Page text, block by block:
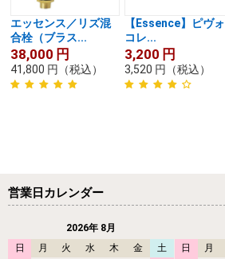
エッセンス／リズ混
合栓（ブラス...
38,000 円
41,800 円 （税込）
【Essence】ピヴォ
コレ...
3,200 円
3,520 円 （税込）
営業日カレンダー
2026年 8月
日
月 火 水 木 金
土
日
月